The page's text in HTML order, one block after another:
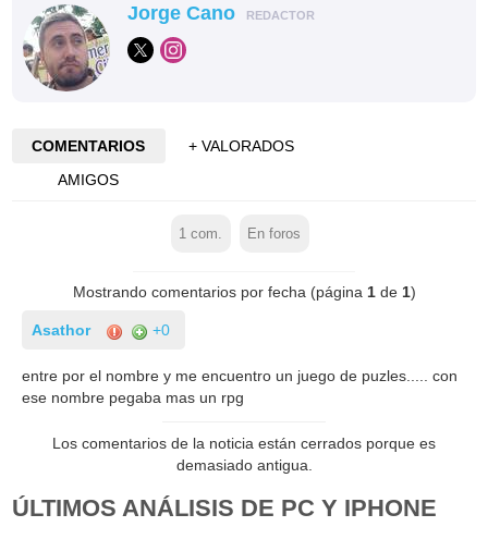
Jorge Cano REDACTOR
COMENTARIOS
+ VALORADOS
AMIGOS
1 com. En foros
Mostrando comentarios por fecha (página 1de 1)
Asathor +0
entre por el nombre y me encuentro un juego de puzles..... con
ese nombre pegaba mas un rpg
Los comentarios de la noticia están cerrados porque es
demasiado antigua.
ÚLTIMOS ANÁLISIS DE PC Y IPHONE